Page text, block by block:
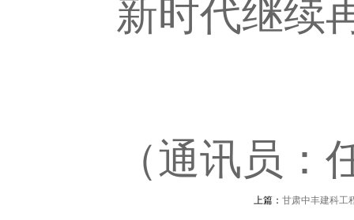
新时代继续
（通讯员：
上篇： 甘肃中丰建科工